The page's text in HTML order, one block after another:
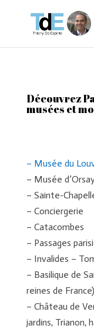
Découvrez
musées et
– Musée du
– Musée
– Sainte-
– Conciergerie
– Catacombes
– Passages
– Invalides –
– Basilique de
reines de France)
– Château de
jardins, Trianon,